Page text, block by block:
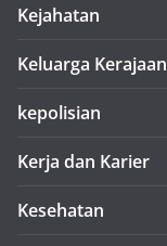
Kejahatan
Keluarga Kerajaan
kepolisian
Kerja dan Karier
Kesehatan